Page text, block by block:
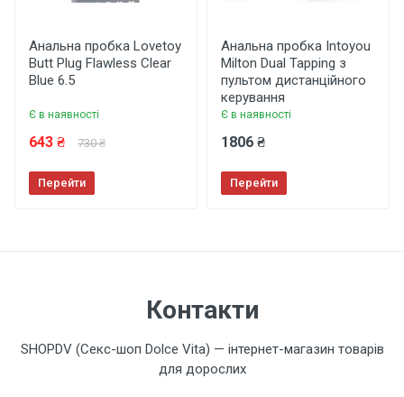
Залишити відгук
Анальна пробка Lovetoy
Butt Plug Flawless Clear
Blue 6.5
Є в наявності
643 ₴ 730 ₴
Перейти
Анальна пробка Intoyou
Milton Dual Tapping з
пультом дистанційного
керування
Є в наявності
1806 ₴
Перейти
Контакти
SHOPDV (Секс-шоп Dolce Vita) — інтернет-магазин товарів
для дорослих